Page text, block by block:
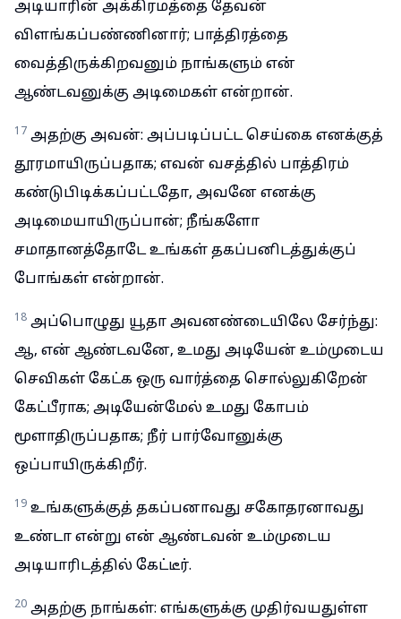
அடியாரின் அக்கிரமத்தை தேவன்
விளங்கப்பண்ணினார்; பாத்திரத்தை
வைத்திருக்கிறவனும் நாங்களும் என்
ஆண்டவனுக்கு அடிமைகள் என்றான்.
17 அதற்கு அவன்: அப்படிப்பட்ட செய்கை எனக்குத்
தூரமாயிருப்பதாக; எவன் வசத்தில் பாத்திரம்
கண்டுபிடிக்கப்பட்டதோ, அவனே எனக்கு
அடிமையாயிருப்பான்; நீங்களோ
சமாதானத்தோடே உங்கள் தகப்பனிடத்துக்குப்
போங்கள் என்றான்.
18 அப்பொழுது யூதா அவனண்டையிலே சேர்ந்து:
ஆ, என் ஆண்டவனே, உமது அடியேன் உம்முடைய
செவிகள் கேட்க ஒரு வார்த்தை சொல்லுகிறேன்
கேட்பீராக; அடியேன்மேல் உமது கோபம்
மூளாதிருப்பதாக; நீர் பார்வோனுக்கு
ஒப்பாயிருக்கிறீர்.
19 உங்களுக்குத் தகப்பனாவது சகோதரனாவது
உண்டா என்று என் ஆண்டவன் உம்முடைய
அடியாரிடத்தில் கேட்டீர்.
20 அதற்கு நாங்கள்: எங்களுக்கு முதிர்வயதுள்ள